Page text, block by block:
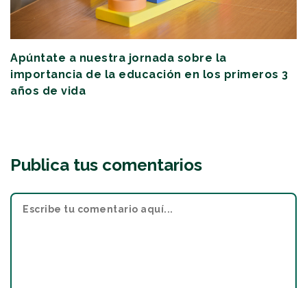
Apúntate a nuestra jornada sobre la
importancia de la educación en los primeros 3
años de vida
Publica tus comentarios